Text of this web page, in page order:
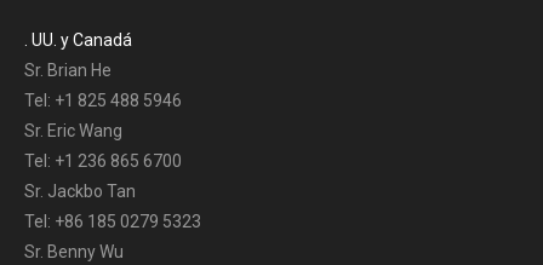
. UU. y Canadá
Sr. Brian He
Tel: +1 825 488 5946
Sr. Eric Wang
Tel: +1 236 865 6700
Sr. Jackbo Tan
Tel: +86 185 0279 5323
Sr. Benny Wu